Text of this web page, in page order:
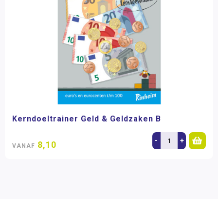
Kerndoeltrainer Geld & Geldzaken B
VANAF 8,10 - +